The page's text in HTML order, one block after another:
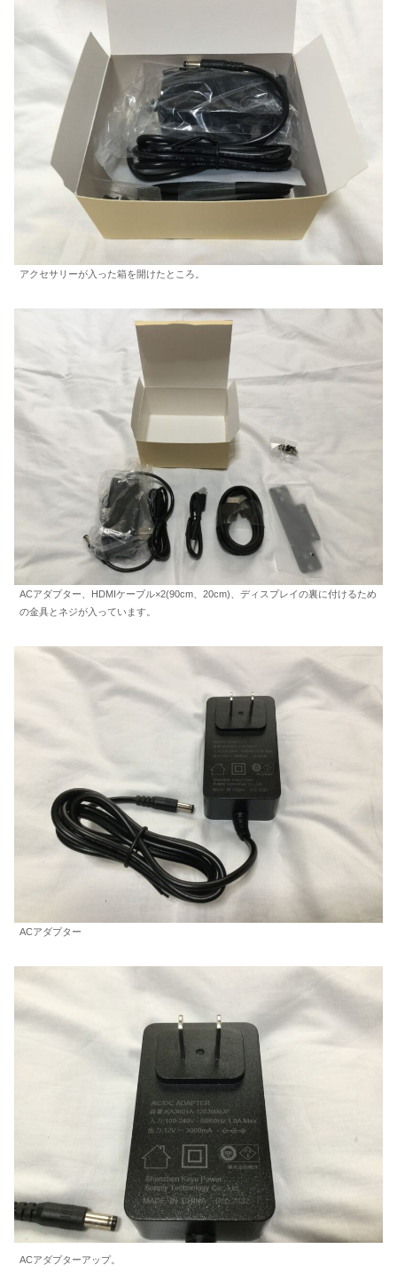
アクセサリーが入った箱を開けたところ。
ACアダプター、HDMIケーブル×2(90cm、20cm)、ディスプレイの裏に付けるため
の金具とネジが入っています。
ACアダプター
ACアダプターアップ。